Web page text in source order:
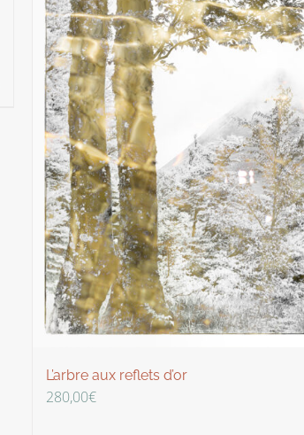
L’arbre aux reflets d’or
280,00€